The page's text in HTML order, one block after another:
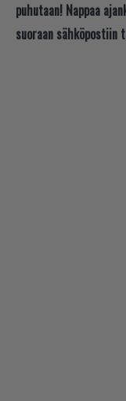
puhutaan! Nappaa
suoraan sähköpostiin